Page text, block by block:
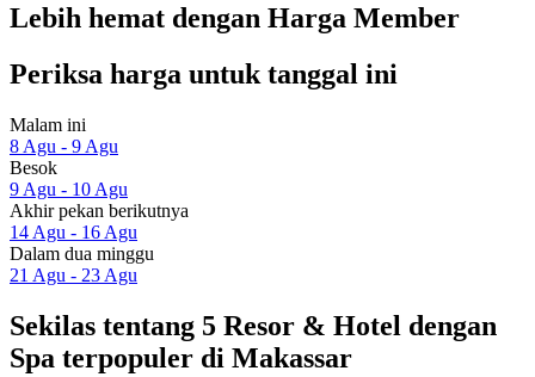
Lebih hemat dengan Harga Member
Periksa harga untuk tanggal ini
Malam ini
8 Agu - 9 Agu
Besok
9 Agu - 10 Agu
Akhir pekan berikutnya
14 Agu - 16 Agu
Dalam dua minggu
21 Agu - 23 Agu
Sekilas tentang 5 Resor & Hotel dengan
Spa terpopuler di Makassar